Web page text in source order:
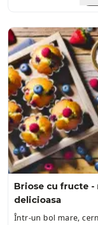
Briose cu fructe -
delicioasa
Într-un bol mare,